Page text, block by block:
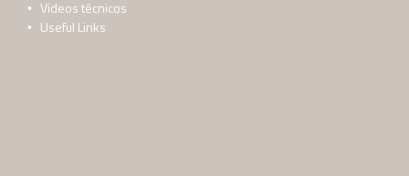
Videos técnicos
Useful Links